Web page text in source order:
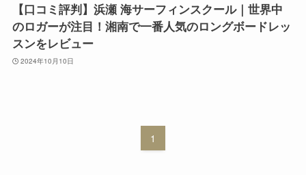
【口コミ評判】浜瀬 海サーフィンスクール｜世界中
のロガーが注目！湘南で一番人気のロングボードレッ
スンをレビュー
2024年10月10日
1